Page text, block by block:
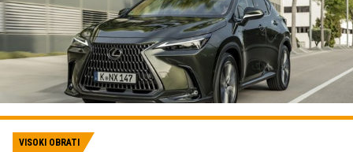
VISOKI OBRATI